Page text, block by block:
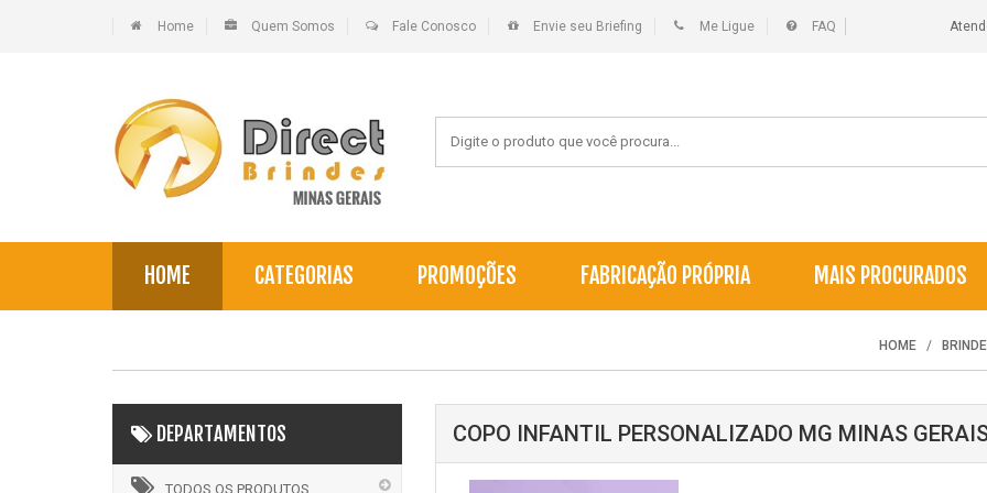
Home Quem Somos Fale Conosco Envie seu Briefing Me Ligue FAQ
HOME CATEGORIAS PROMOÇÕES FABRICAÇÃO PRÓPRIA MAIS PROCURADOS
HOME
DEPARTAMENTOS
TODOS OS PRODUTOS
COPO INFANTIL PERSONALIZADO MG MINAS